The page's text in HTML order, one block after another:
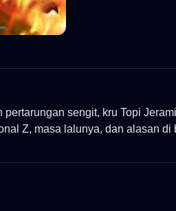
sengit, kru Topi
Z, masa lalunya, dan alasan